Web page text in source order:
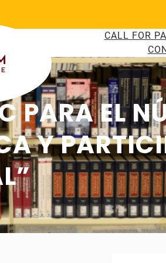
CALL FOR
PARA EL
Y